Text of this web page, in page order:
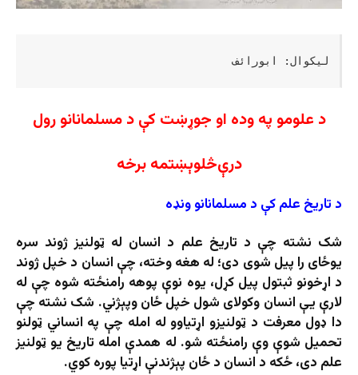
لیکوال: ابورائف
د علومو په وده او جوړښت کې د مسلمانانو رول
درې‌څلوېښتمه برخه
د تاریخ علم کې د مسلمانانو ونډه
شک نشته چې د تاریخ علم د انسان له ټولنیز ژوند سره
یوځای را پیل شوی دی؛ له هغه وخته، چې انسان د خپل ژوند
د اړخونو ثبتول پیل کړل، یوه نوې پوهه رامنځته شوه چې له
لارې یې انسان وکولای شول خپل ځان وپېژني. شک نشته چې
دا ډول معرفت د ټولنیزو اړتیاوو له امله چې په انساني ټولنو
تحمیل شوې وې رامنځته شو. له همدې امله تاریخ یو ټولنیز
علم دی، ځکه د انسان د ځان پېژندنې اړتیا پوره کوي.